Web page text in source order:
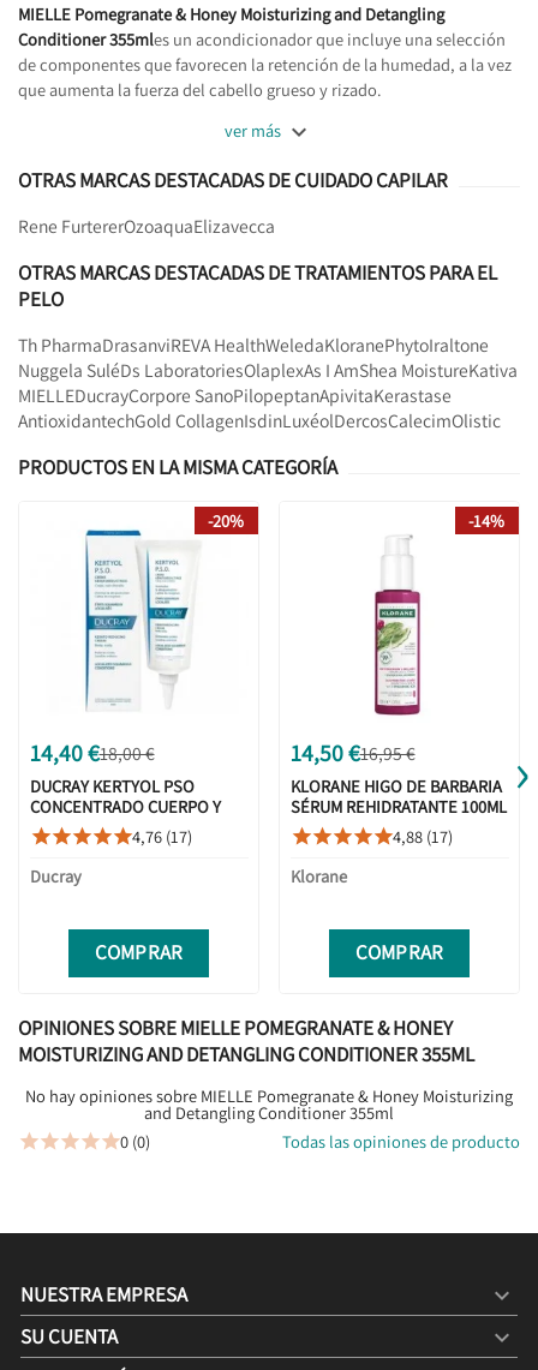
MIELLE Pomegranate & Honey Moisturizing and Detangling
Conditioner 355mles un acondicionador que incluye una selección
de componentes que favorecen la retención de la humedad, a la vez
que aumenta la fuerza del cabello grueso y rizado.
ver más 
OTRAS MARCAS DESTACADAS DE CUIDADO CAPILAR
Rene FurtererOzoaquaElizavecca
OTRAS MARCAS DESTACADAS DE TRATAMIENTOS PARA EL
PELO
Th PharmaDrasanviREVA HealthWeledaKloranePhytoIraltone
Nuggela SuléDs LaboratoriesOlaplexAs I AmShea MoistureKativa
MIELLEDucrayCorpore SanoPilopeptanApivitaKerastase
AntioxidantechGold CollagenIsdinLuxéolDercosCalecimOlistic
PRODUCTOS EN LA MISMA CATEGORÍA
14,40 €18,00 €
DUCRAY KERTYOL PSO
CONCENTRADO CUERPO Y
CABELLO 100 ML
4,76 (17)
Ducray
COMPRAR
-20%
14,50 €16,95 €
KLORANE HIGO DE BARBARIA
SÉRUM REHIDRATANTE 100ML
4,88 (17)
Klorane
COMPRAR
-14%
›
OPINIONES SOBRE MIELLE POMEGRANATE & HONEY
MOISTURIZING AND DETANGLING CONDITIONER 355ML
No hay opiniones sobre MIELLE Pomegranate & Honey Moisturizing
and Detangling Conditioner 355ml
0 (0) Todas las opiniones de producto
NUESTRA EMPRESA 
SU CUENTA 